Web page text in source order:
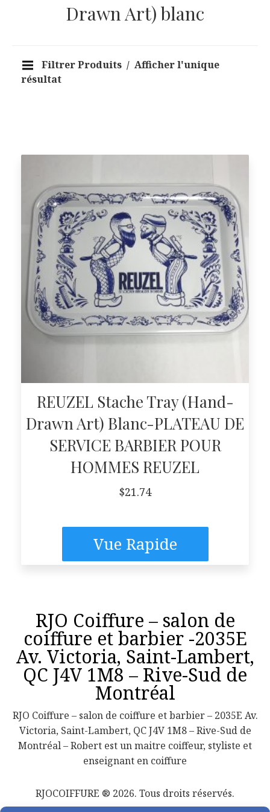
Drawn Art) blanc
Filtrer Produits
Afficher l'unique
résultat
REUZEL Stache Tray (Hand-
Drawn Art) Blanc-PLATEAU DE
SERVICE BARBIER POUR
HOMMES REUZEL
$21.74
Vue Rapide
RJO Coiffure – salon de
coiffure et barbier -2035E
Av. Victoria, Saint-Lambert,
QC J4V 1M8 – Rive-Sud de
Montréal
RJO Coiffure – salon de coiffure et barbier – 2035E Av.
Victoria, Saint-Lambert, QC J4V 1M8 – Rive-Sud de
Montréal – Robert est un maitre coiffeur, styliste et
enseignant en coiffure
RJOCOIFFURE ® 2026. Tous droits réservés.